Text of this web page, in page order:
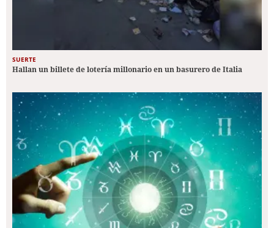
SUERTE
Hallan un billete de lotería millonario en un basurero de Italia